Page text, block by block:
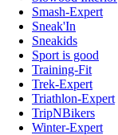
Smash-Expert
Sneak'In
Sneakids
Sport is good
Training-Fit
Trek-Expert
Triathlon-Expert
TripNBikers
Winter-Expert